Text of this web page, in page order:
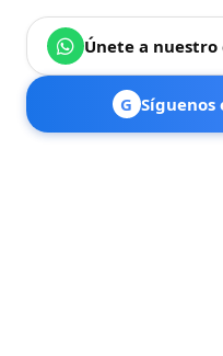
Únete a nuestro
G Síguenos